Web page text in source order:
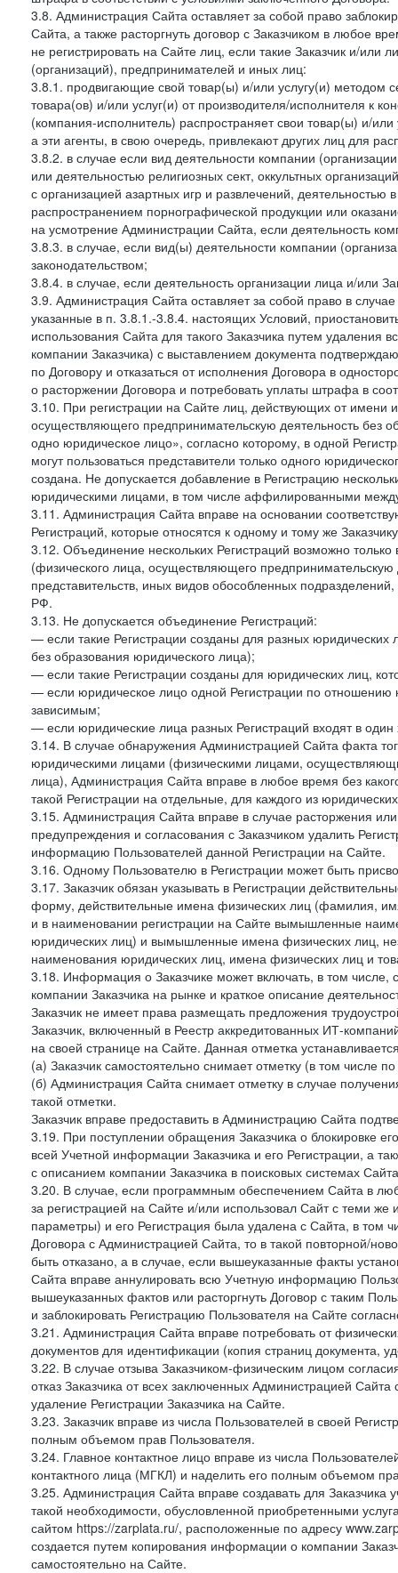
3.8. Администрация Сайта оставляет за собой право
Сайта, а также расторгнуть договор с Заказчиком в любое
не регистрировать на Сайте лиц, если такие Заказчик и/
(организаций), предпринимателей и иных лиц:
3.8.1. продвигающие свой товар(ы) и/или услугу(и) методом
товара(ов) и/или услуг(и) от производителя/исполнителя к
(компания-исполнитель) распространяет свои товар(ы) и/
а эти агенты, в свою очередь, привлекают других лиц для
3.8.2. в случае если вид деятельности компании
или деятельностью религиозных сект, оккультных
с организацией азартных игр и развлечений,
распространением порнографической продукции или
на усмотрение Администрации Сайта, если деятельность
3.8.3. в случае, если вид(ы) деятельности компании
законодательством;
3.8.4. в случае, если деятельность организации лица и/или
3.9. Администрация Сайта оставляет за собой право в
указанные в п. 3.8.1.-3.8.4. настоящих Условий,
использования Сайта для такого Заказчика путем
компании Заказчика) с выставлением документа
по Договору и отказаться от исполнения Договора в
о расторжении Договора и потребовать уплаты штрафа в
3.10. При регистрации на Сайте лиц, действующих от имени
осуществляющего предпринимательскую деятельность без
одно юридическое лицо», согласно которому, в одной
могут пользоваться представители только одного
создана. Не допускается добавление в Регистрацию
юридическими лицами, в том числе аффилированными
3.11. Администрация Сайта вправе на основании
Регистраций, которые относятся к одному и тому же
3.12. Объединение нескольких Регистраций возможно
(физического лица, осуществляющего
представительств, иных видов обособленных
РФ.
3.13. Не допускается объединение Регистраций:
— если такие Регистрации созданы для разных
без образования юридического лица);
— если такие Регистрации созданы для юридических лиц,
— если юридическое лицо одной Регистрации по отношению
зависимым;
— если юридические лица разных Регистраций входят в
3.14. В случае обнаружения Администрацией Сайта факта
юридическими лицами (физическими лицами,
лица), Администрация Сайта вправе в любое время без
такой Регистрации на отдельные, для каждого из
3.15. Администрация Сайта вправе в случае расторжения
предупреждения и согласования с Заказчиком удалить
информацию Пользователей данной Регистрации на Сайте.
3.16. Одному Пользователю в Регистрации может быть
3.17. Заказчик обязан указывать в Регистрации
форму, действительные имена физических лиц (фамилия,
и в наименовании регистрации на Сайте вымышленные
юридических лиц) и вымышленные имена физических лиц,
наименования юридических лиц, имена физических лиц и
3.18. Информация о Заказчике может включать, в том
компании Заказчика на рынке и краткое описание
Заказчик не имеет права размещать предложения
Заказчик, включенный в Реестр аккредитованных ИТ-
на своей странице на Сайте. Данная отметка
(а) Заказчик самостоятельно снимает отметку (в том числе
(б) Администрация Сайта снимает отметку в случае
такой отметки.
Заказчик вправе предоставить в Администрацию Сайта
3.19. При поступлении обращения Заказчика о блокировке
всей Учетной информации Заказчика и его Регистрации, а
с описанием компании Заказчика в поисковых системах
3.20. В случае, если программным обеспечением Сайта в
за регистрацией на Сайте и/или использовал Сайт с теми
параметры) и его Регистрация была удалена с Сайта, в том
Договора с Администрацией Сайта, то в такой повторной/
быть отказано, а в случае, если вышеуказанные факты
Сайта вправе аннулировать всю Учетную информацию
вышеуказанных фактов или расторгнуть Договор с таким
и заблокировать Регистрацию Пользователя на Сайте
3.21. Администрация Сайта вправе потребовать от
документов для идентификации (копия страниц документа,
3.22. В случае отзыва Заказчиком-физическим лицом
отказ Заказчика от всех заключенных Администрацией
удаление Регистрации Заказчика на Сайте.
3.23. Заказчик вправе из числа Пользователей в своей
полным объемом прав Пользователя.
3.24. Главное контактное лицо вправе из числа
контактного лица (МГКЛ) и наделить его полным объемом
3.25. Администрация Сайта вправе создавать для
такой необходимости, обусловленной приобретенными
сайтом https://zarplata.ru/, расположенные по адресу
создается путем копирования информации о компании
самостоятельно на Сайте.